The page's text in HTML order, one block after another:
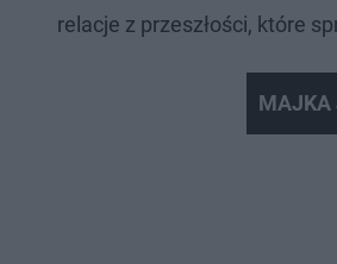
relacje z przeszłości, które
MAJKA